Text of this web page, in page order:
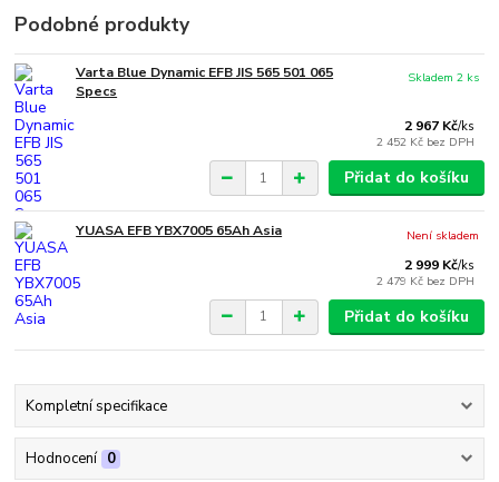
Podobné produkty
Varta Blue Dynamic EFB JIS 565 501 065
Specs
2 967 Kč/ks
2 452 Kč bez DPH
Skladem 2 ks
Přidat do košíku
YUASA EFB YBX7005 65Ah Asia
2 999 Kč/ks
2 479 Kč bez DPH
Není skladem
Přidat do košíku
Kompletní specifikace
Hodnocení 0